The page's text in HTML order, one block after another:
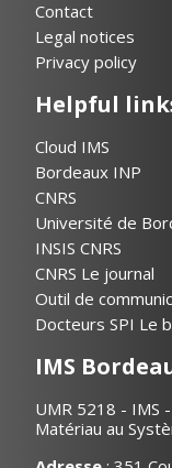
Contact
Legal notices
Privacy policy
Helpful
Cloud IMS
Bordeaux INP
CNRS
Université de
INSIS CNRS
CNRS Le journal
Outil de
Docteurs SPI Le
IMS
UMR 5218 - IMS
Matériau au